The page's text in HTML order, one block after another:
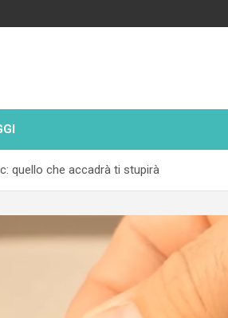
quello che accadrà ti stupirà